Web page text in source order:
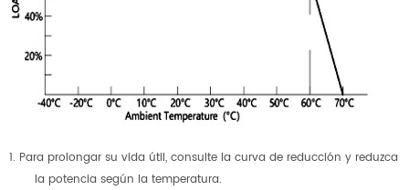
1. Para prolongar su vida útil, consulte la curva de reducción y reduzca
la potencia según la temperatura.